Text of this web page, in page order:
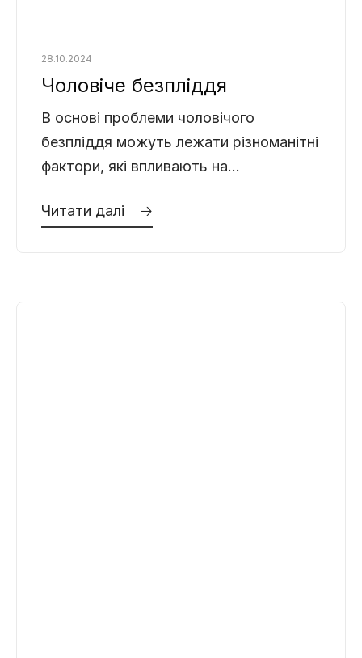
Чоловіче безпліддя
28.10.2024
В основі проблеми чоловічого
безпліддя можуть лежати різноманітні
фактори, які впливають на
Важливо розуміти причини та
Читати далі 🡢